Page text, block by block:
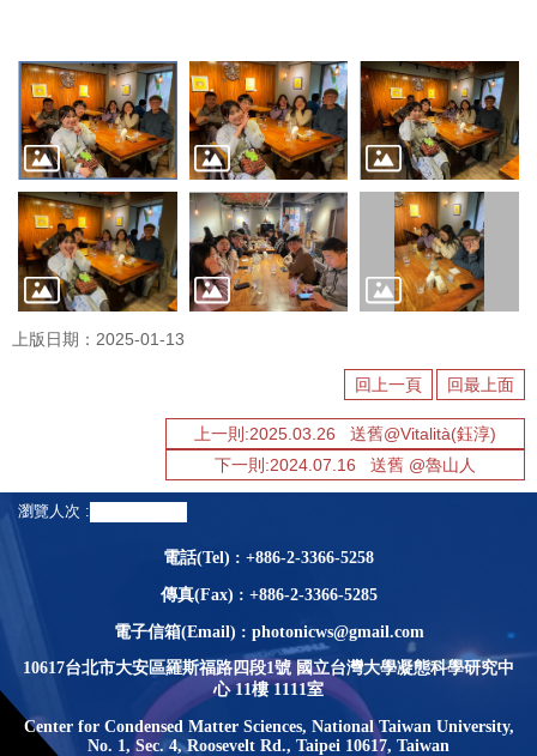
實
驗
室
網
站
意
見
上版日期：2025-01-13
回上一頁 回最上面
上一則:2025.03.26 送舊@Vitalità(鈺淳)
下一則:2024.07.16 送舊 @魯山人
瀏覽人次
電話(Tel) : +886-2-3366-5258
傳真(Fax) : +886-2-3366-5285
電子信箱(Email) : photonicws@gmail.com
10617台北市大安區羅斯福路四段1號 國立台灣大學凝態科學研究中
心 11樓 1111室
Center for Condensed Matter Sciences, National Taiwan University,
No. 1, Sec. 4, Roosevelt Rd., Taipei 10617, Taiwan